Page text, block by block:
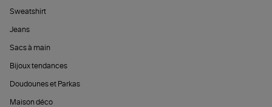
Sweatshirt
Jeans
Sacs à main
Bijoux tendances
Doudounes et Parkas
Maison déco